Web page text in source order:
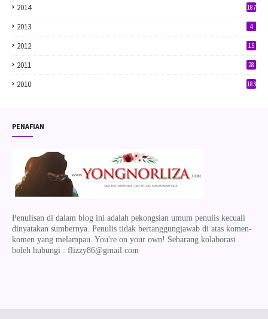
2014 187
2013 4
2012 15
2011 28
2010 183
PENAFIAN
Penulisan di dalam blog ini adalah pekongsian umum penulis kecuali
dinyatakan sumbernya. Penulis tidak bertanggungjawab di atas komen-
komen yang melampau. You're on your own! Sebarang kolaborasi
boleh hubungi : flizzy86@gmail.com